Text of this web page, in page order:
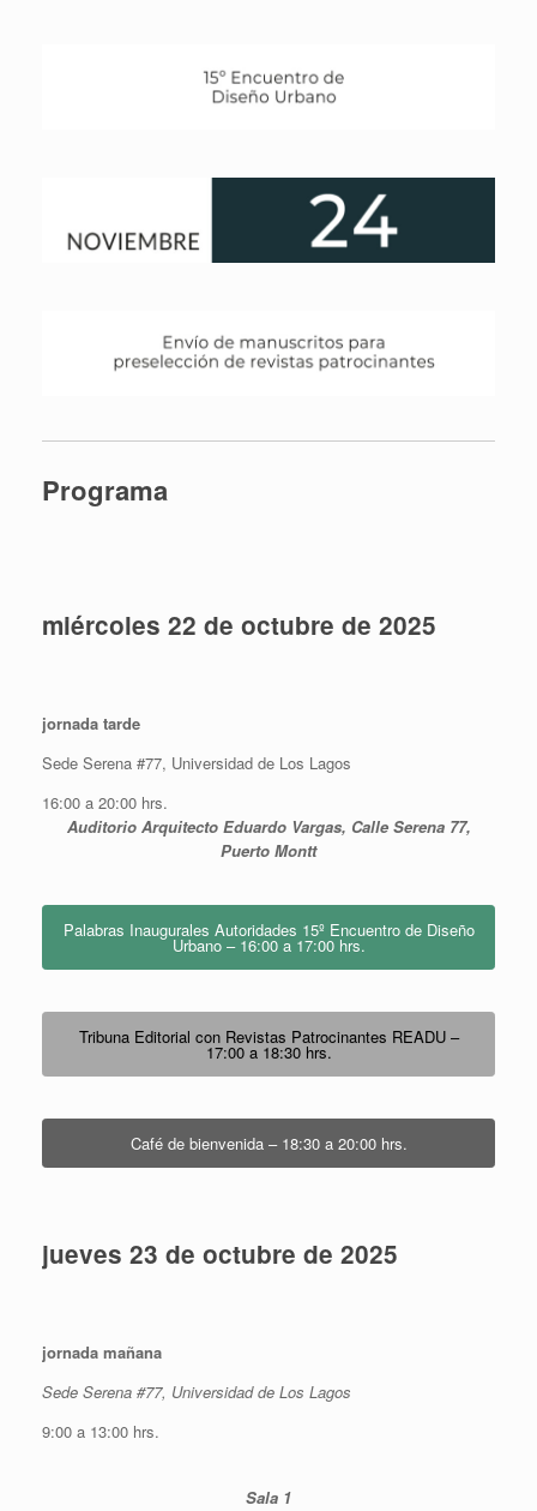
Programa
miércoles 22 de octubre de 2025
jornada tarde
Sede Serena #77, Universidad de Los Lagos
16:00 a 20:00 hrs.
Auditorio Arquitecto Eduardo Vargas, Calle Serena 77,
Puerto Montt
Palabras Inaugurales Autoridades 15º Encuentro de Diseño
Urbano – 16:00 a 17:00 hrs.
Tribuna Editorial con Revistas Patrocinantes READU –
17:00 a 18:30 hrs.
Café de bienvenida – 18:30 a 20:00 hrs.
jueves 23 de octubre de 2025
jornada mañana
Sede Serena #77, Universidad de Los Lagos
9:00 a 13:00 hrs.
Sala 1